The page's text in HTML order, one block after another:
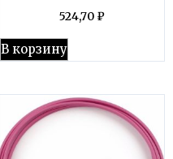
524,70 ₽
В корзину